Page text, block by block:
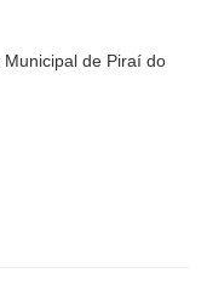
de Piraí do